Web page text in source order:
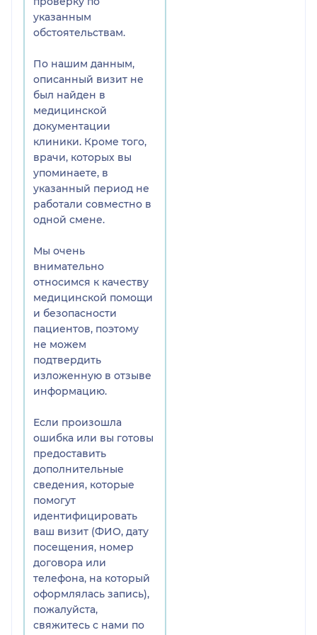
подьязычная слизистая от
того что Ефимов порвал
мне десну. Я позвонила в
сказал что нужно
полоскать рот ромашкой.
Это не помогало и мне
пришлось пить
антибиотики, после чего у
меня упал иммунитет и я
заболела.
Спрашивается зачем
Ефимов полез под десну
острым предметом и тем
более в чужую работу.
углубленность
импланта,то и так
визуально было видно во
рту, что имплант не
углублен и он виден над
десной. А так же это было
прекрасно видно на
снимке КТ, где можно все
увидеть все до
миллиметра.
мне десну можно было
честно сказать что
импланты вообще
установлены
неправильно!
От всего произошедшего
я получила сильный
стресс!
Позже неправильно
установленные импланты
пришлось удалить.
указанным
обстоятельствам.
По нашим данным,
описанный визит не
был найден в
медицинской
документации
клиники. Кроме того,
врачи, которых вы
упоминаете, в
указанный период не
работали совместно в
одной смене.
Мы очень
внимательно
относимся к качеству
медицинской помощи
и безопасности
пациентов, поэтому
не можем
подтвердить
изложенную в отзыве
информацию.
Если произошла
ошибка или вы готовы
предоставить
дополнительные
сведения, которые
помогут
идентифицировать
ваш визит (ФИО, дату
посещения, номер
договора или
телефона, на который
оформлялась запись),
пожалуйста,
свяжитесь с нами по